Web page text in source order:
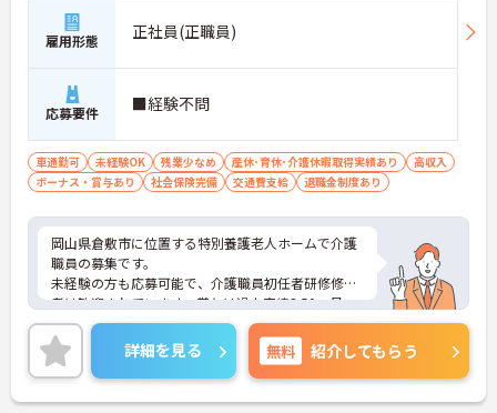
雇用形態 正社員(正職員)
応募要件 ■経験不問
車通勤可 未経験OK 残業少なめ 産休･育休･介護休暇取得実績あり
高収入
ボーナス・賞与あり
社会保険完備 交通費支給 退職金制度あり
岡山県倉敷市に位置する特別養護老人ホームで介護
職員の募集です。
未経験の方も応募可能で、介護職員初任者研修修了
者は歓迎されています。賞与は過去実績3.50ヶ月
分、各種処遇改善手当の支給があります。年間休日1
09日やリフレッシュ休暇もあり、仕事とプライベー
トの両立を目指しやすい環境です。ご興味のある方
には、面接対策ポイントなどさらに詳細をお話いた
しますので、お気軽にご相談ください。
詳細を見る 無料 紹介してもらう